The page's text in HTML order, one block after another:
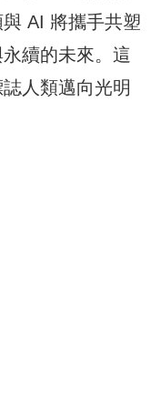
AI 將攜手共塑
續的未來。這
人類邁向光明